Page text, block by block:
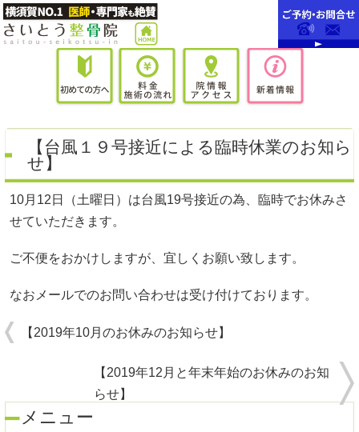
【台風１９号接近による臨時休業のお知ら
せ】
10月12日（土曜日）は台風19号接近の為、臨時でお休みさ
せていただきます。
ご不便をおかけしますが、宜しくお願い致します。
なおメールでのお問い合わせは受け付けております。
【2019年10月のお休みのお知らせ】
【2019年12月と年末年始のお休みのお知
らせ】
メニュー